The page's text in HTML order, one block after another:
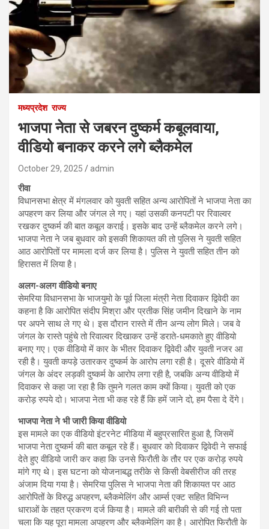
मध्यप्रदेश राज्य
भाजपा नेता से जबरन दुष्कर्म कबूलवाया,
वीडियो बनाकर करने लगे ब्लैकमेल
October 29, 2025 admin
रीवा
विधानसभा क्षेत्र में मंगलवार को युवती सहित अन्य आरोपितों ने भाजपा नेता का
अपहरण कर लिया और जंगल ले गए। यहां उसकी कनपटी पर रिवाल्वर
रखकर दुष्कर्म की बात कबूल कराई। इसके बाद उन्हें ब्लैकमेल करने लगे।
भाजपा नेता ने जब बुधवार को इसकी शिकायत की तो पुलिस ने युवती सहित
आठ आरोपितों पर मामला दर्ज कर लिया है। पुलिस ने युवती सहित तीन को
हिरासत में लिया है।
अलग-अलग वीडियो बनाए
सेमरिया विधानसभा के भाजयुमो के पूर्व जिला मंत्री नेता दिवाकर द्विवेदी का
कहना है कि आरोपित संदीप मिश्रा और प्रतीक सिंह जमीन दिखाने के नाम
पर अपने साथ ले गए थे। इस दौरान रास्ते में तीन अन्य लोग मिले। जब वे
जंगल के रास्ते पहुंचे तो रिवाल्वर दिखाकर उन्हें डराते-धमकाते हुए वीडियो
बनाए गए। एक वीडियो में कार के भीतर दिवाकर द्विवेदी और युवती नजर आ
रही है। युवती कपड़े उतारकर दुष्कर्म के आरोप लगा रही है। दूसरे वीडियो में
जंगल के अंदर लड़की दुष्कर्म के आरोप लगा रही है, जबकि अन्य वीडियो में
दिवाकर से कहा जा रहा है कि तुमने गलत काम क्यों किया। युवती को एक
करोड़ रुपये दो। भाजपा नेता भी कह रहे हैं कि हमें जाने दो, हम पैसा दे देंगे।
भाजपा नेता ने भी जारी किया वीडियो
इस मामले का एक वीडियो इंटरनेट मीडिया में बहुप्रसारित हुआ है, जिसमें
भाजपा नेता दुष्कर्म की बात कबूल रहे हैं। बुधवार को दिवाकर द्विवेदी ने सफाई
देते हुए वीडियो जारी कर कहा कि उनसे फिरौती के तौर पर एक करोड़ रुपये
मांगे गए थे। इस घटना को योजनाबद्ध तरीके से किसी वेबसीरीज की तरह
अंजाम दिया गया है। सेमरिया पुलिस ने भाजपा नेता की शिकायत पर आठ
आरोपितों के विरुद्ध अपहरण, ब्लैकमेलिंग और आर्म्स एक्ट सहित विभिन्न
धाराओं के तहत प्रकरण दर्ज किया है। मामले की बारीकी से की गई तो पता
चला कि यह पूरा मामला अपहरण और ब्लैकमेलिंग का है। आरोपित फिरौती के